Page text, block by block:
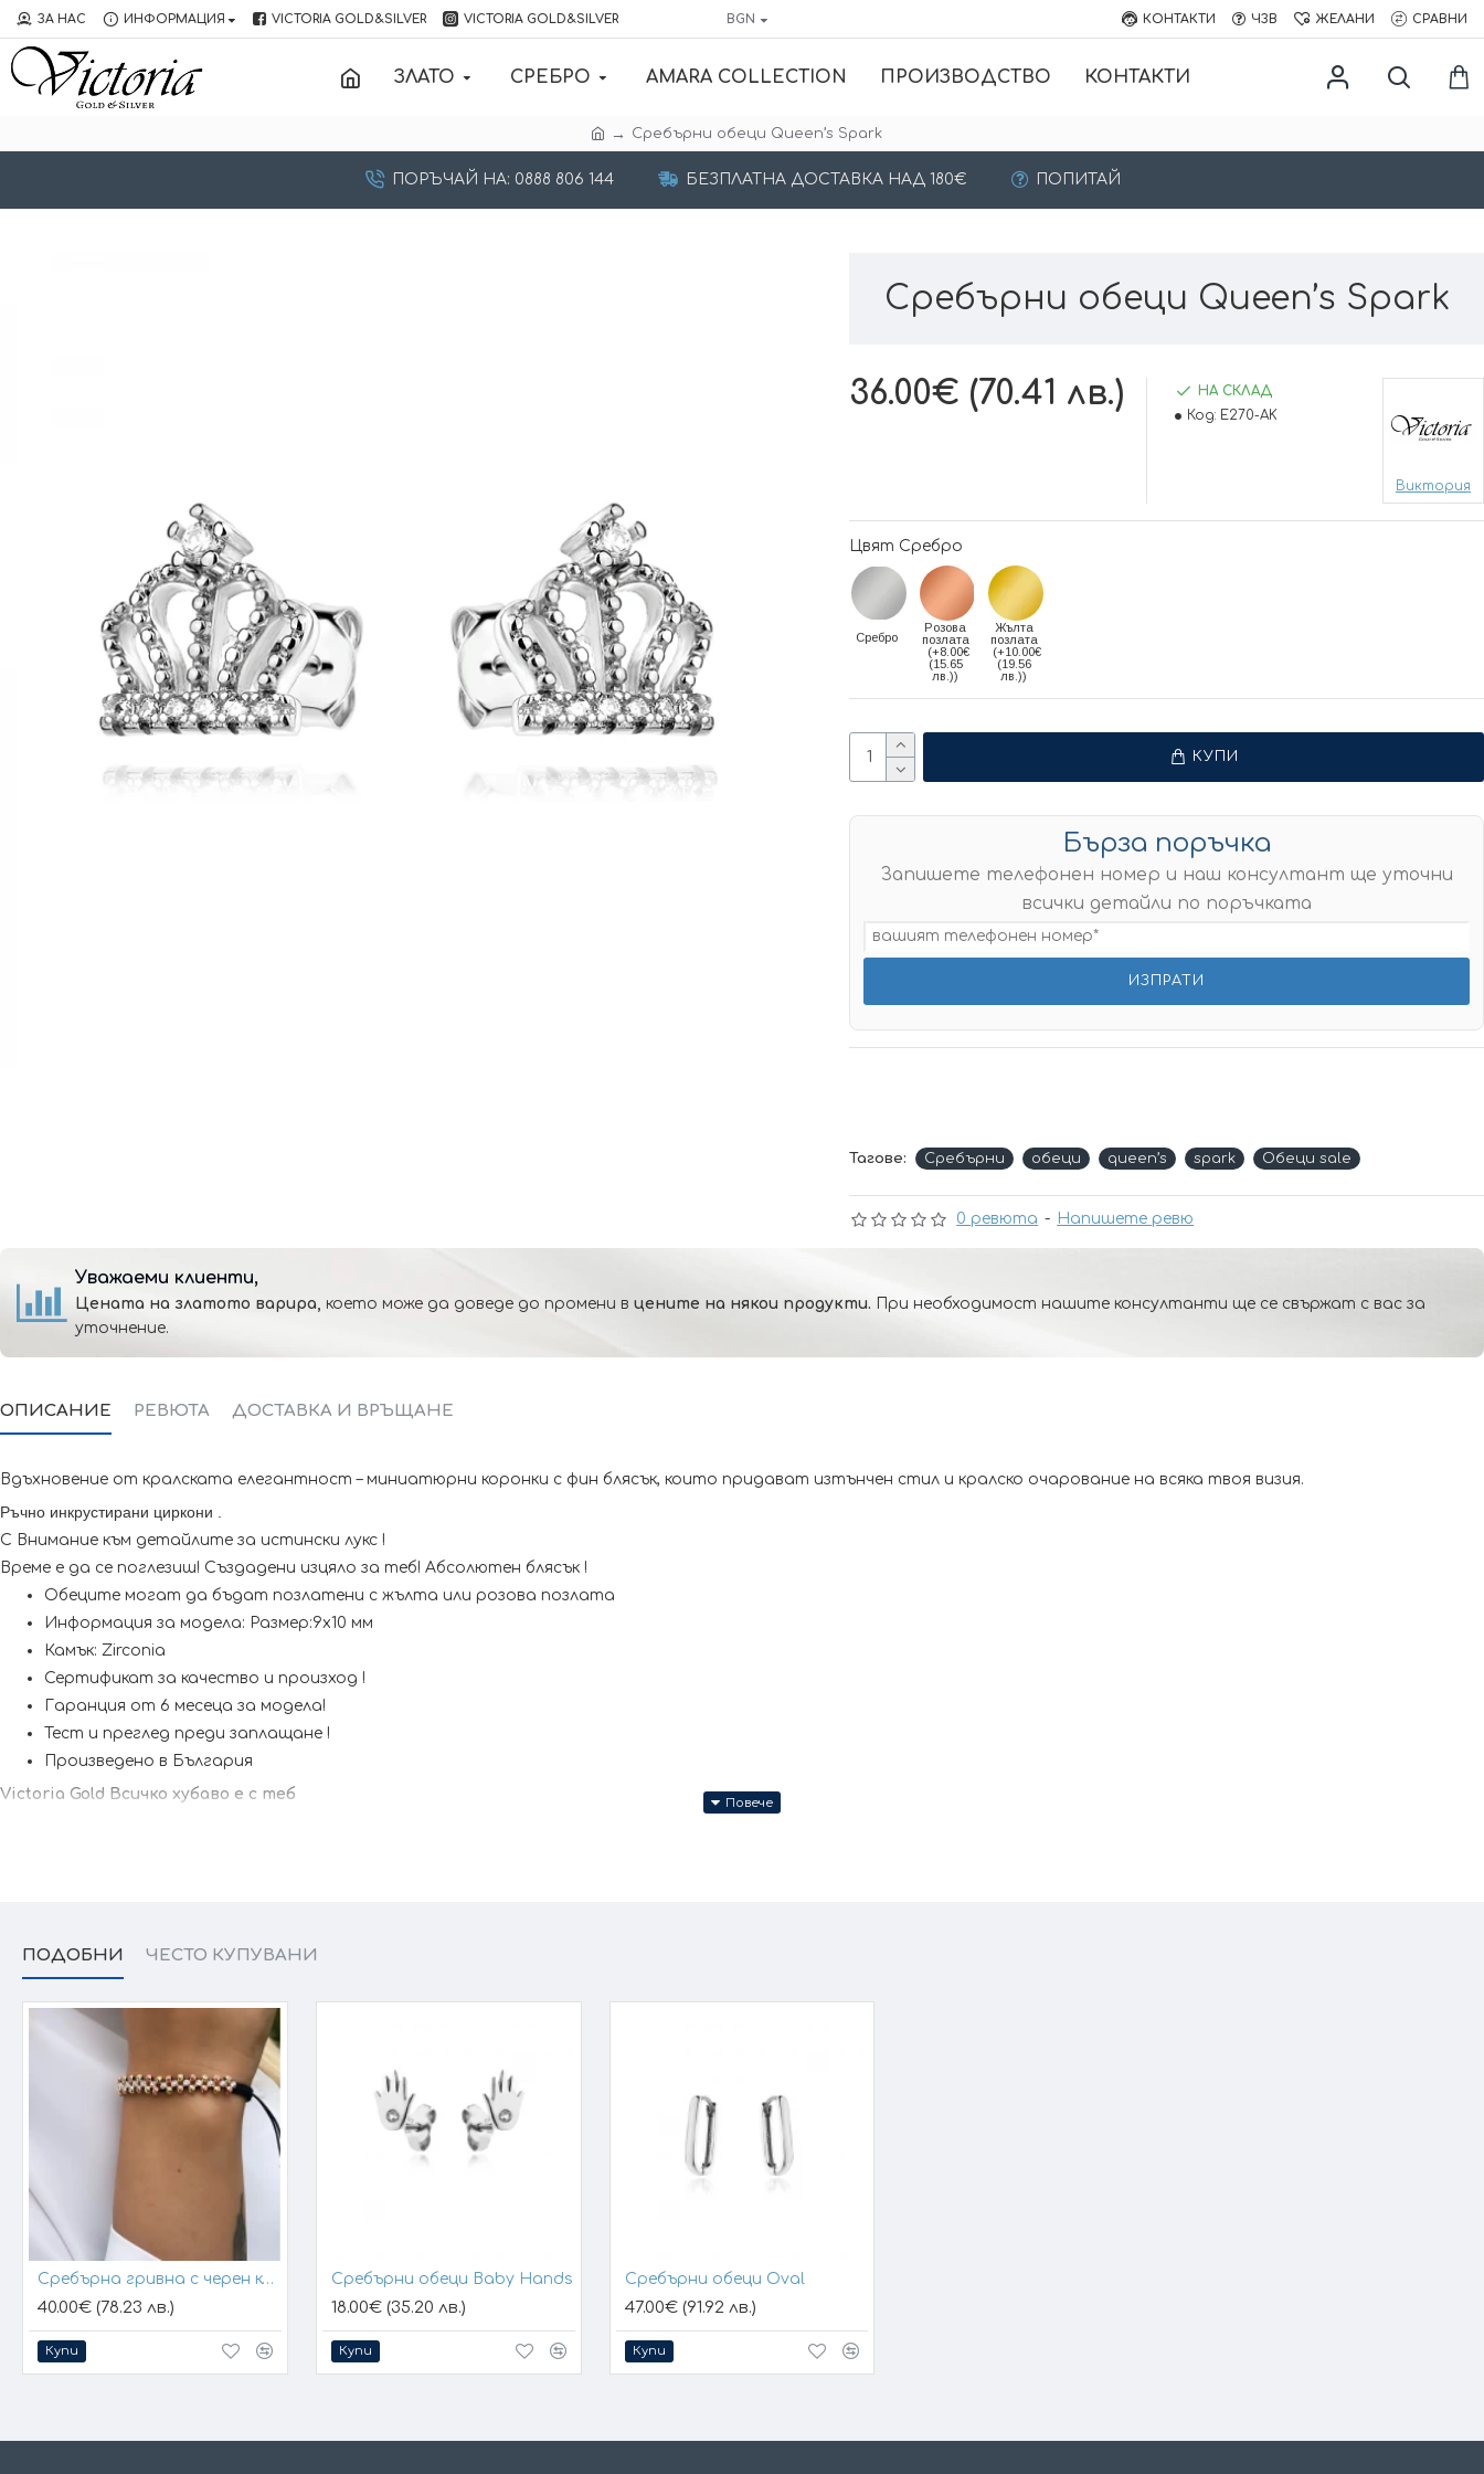
ЗА НАС ИНФОРМАЦИЯ VICTORIA GOLD&SILVER VICTORIA GOLD&SILVER BGN КОНТАКТИ ЧЗВ ЖЕЛАНИ СРАВНИ
ЗЛАТО СРЕБРО AMARA COLLECTION ПРОИЗВОДСТВО КОНТАКТИ
Сребърни обеци Queen’s Spark
ПОРЪЧАЙ НА: 0888 806 144 БЕЗПЛАТНА ДОСТАВКА НАД 180€ ПОПИТАЙ
Сребърни обеци Queen’s Spark
0 ревюта - Напишете ревю
36.00€ (70.41 лв.)
НА СКЛАД
Код: E270-AK
Виктория
Цвят Сребро
Сребро
Розова
позлата
(+8.00€
(15.65
лв.))
Жълта
позлата
(+10.00€
(19.56
лв.))
КУПИ
Бърза поръчка
Запишете телефонен номер и наш консултант ще уточни
всички детайли по поръчката
Тагове: Сребърни обеци queen’s spark Обеци sale
Уважаеми клиенти,
Цената на златото варира, което може да доведе до промени в цените на някои продукти. При необходимост нашите консултанти ще се свържат с вас за
уточнение.
ОПИСАНИЕ РЕВЮТА ДОСТАВКА И ВРЪЩАНЕ
Вдъхновение от кралската елегантност – миниатюрни коронки с фин блясък, които придават изтънчен стил и кралско очарование на всяка твоя визия.
Ръчно инкрустирани циркони
С Внимание към детайлите за истински лукс !
Време е да се поглезиш! Създадени изцяло за теб! Абсолютен блясък !
Обеците могат да бъдат позлатени с жълта или розова позлата
Информация за модела: Размер:9x10 мм
Камък: Zirconia
Сертификат за качество и произход !
Гаранция от 6 месеца за модела!
Тест и преглед преди заплащане !
Произведено в България
Victoria Gold Всичко хубаво е с теб
ПОДОБНИ ЧЕСТО КУПУВАНИ
Сребърна гривна с черен конец и позлатени топчета
40.00€ (78.23 лв.)
Купи
Сребърни обеци Baby Hands
18.00€ (35.20 лв.)
Купи
Сребърни обеци Oval
47.00€ (91.92 лв.)
Купи